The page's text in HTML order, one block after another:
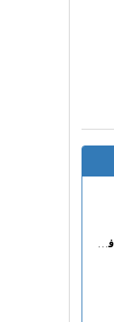
عنكبوت التاريخ يتحول إلى «عنكبوت فى القلب»